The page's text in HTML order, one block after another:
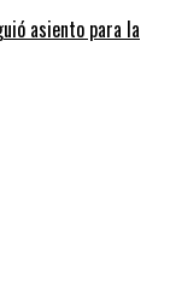
asiento para la